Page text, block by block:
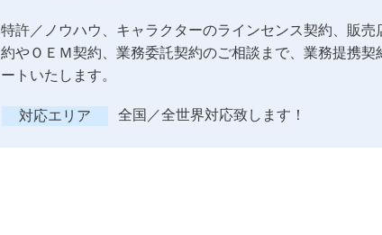
特許／ノウハウ、キャラクターのラインセンス契約、販
約やＯＥＭ契約、業務委託契約のご相談まで、業務提携
ートいたします。
対応エリア 全国／全世界対応致します！